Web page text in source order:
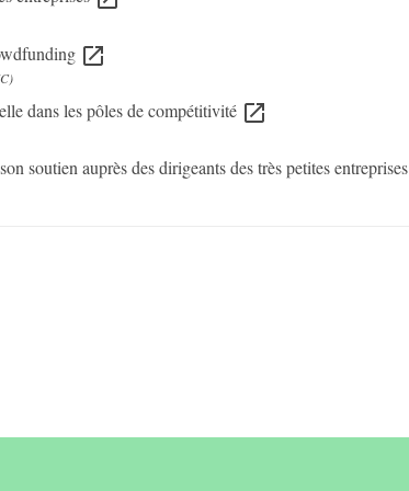
open_in_new
dans les pôles de compétitivité open_in_new
soutien auprès des dirigeants des très petites entreprises